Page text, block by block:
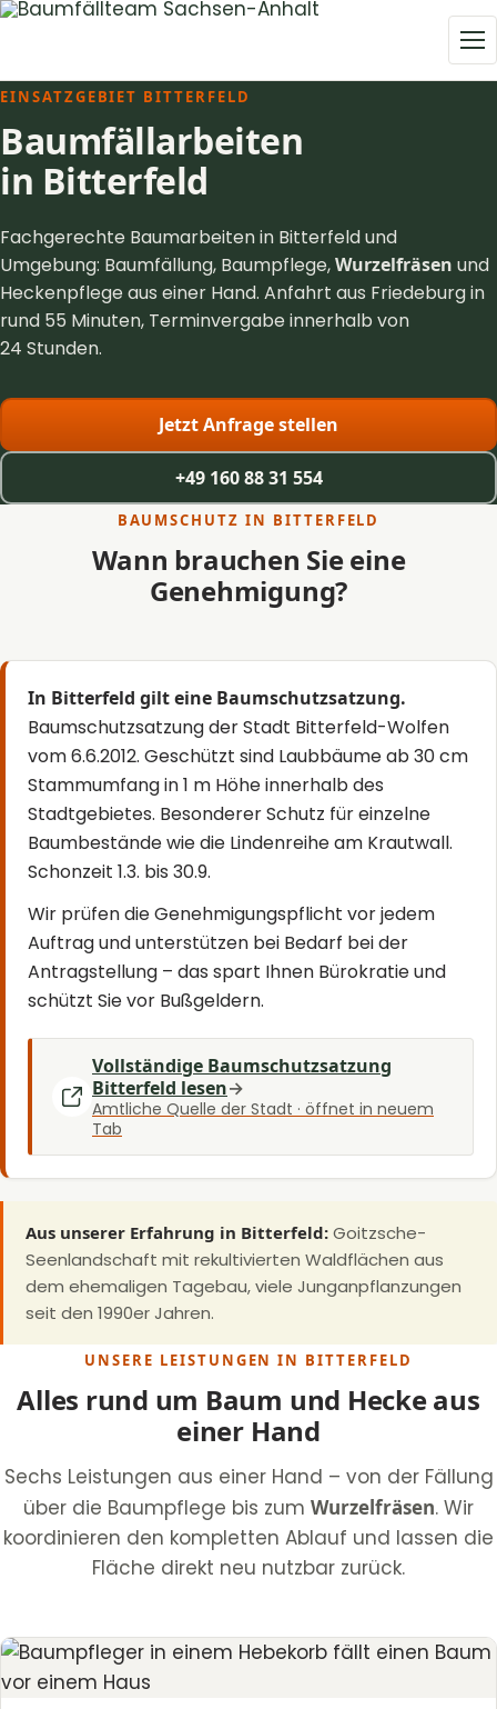
EINSATZGEBIET BITTERFELD
Baumfällarbeiten
in Bitterfeld
Fachgerechte Baumarbeiten in Bitterfeld und
Umgebung: Baumfällung, Baumpflege,Wurzelfräsen und
Heckenpflege aus einer Hand. Anfahrt aus Friedeburg in
rund 55 Minuten, Terminvergabe innerhalb von
24 Stunden.
Jetzt Anfrage stellen
+49 160 88 31 554
BAUMSCHUTZ IN BITTERFELD
Wann brauchen Sie eine
Genehmigung?
In Bitterfeld gilt eine Baumschutzsatzung.
Baumschutzsatzung der Stadt Bitterfeld-Wolfen
vom 6.6.2012. Geschützt sind Laubbäume ab 30 cm
Stammumfang in 1 m Höhe innerhalb des
Stadtgebietes. Besonderer Schutz für einzelne
Baumbestände wie die Lindenreihe am Krautwall.
Schonzeit 1.3. bis 30.9.
Wir prüfen die Genehmigungspflicht vor jedem
Auftrag und unterstützen bei Bedarf bei der
Antragstellung – das spart Ihnen Bürokratie und
schützt Sie vor Bußgeldern.
Vollständige Baumschutzsatzung
Bitterfeld lesen
Amtliche Quelle der Stadt · öffnet in neuem
Tab
Aus unserer Erfahrung in Bitterfeld: Goitzsche-
Seenlandschaft mit rekultivierten Waldflächen aus
dem ehemaligen Tagebau, viele Junganpflanzungen
seit den 1990er Jahren.
UNSERE LEISTUNGEN IN BITTERFELD
Alles rund um Baum und Hecke aus
einer Hand
Sechs Leistungen aus einer Hand – von der Fällung
über die Baumpflege bis zum Wurzelfräsen. Wir
koordinieren den kompletten Ablauf und lassen die
Fläche direkt neu nutzbar zurück.